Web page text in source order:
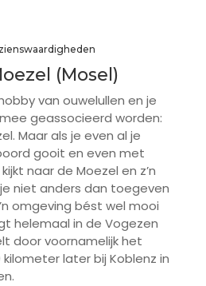
(Mosel)
van ouwelullen en je
geassocieerd worden:
Maar als je even al je
gooit en even met
naar de Moezel en z’n
niet anders dan toegeven
omgeving bést wel mooi
helemaal in de Vogezen
door voornamelijk het
later bij Koblenz in